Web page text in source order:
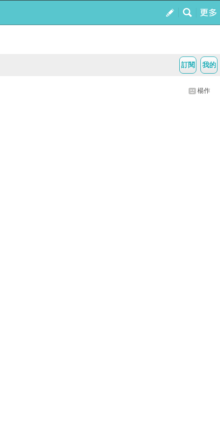
我的
訂閱
楊作